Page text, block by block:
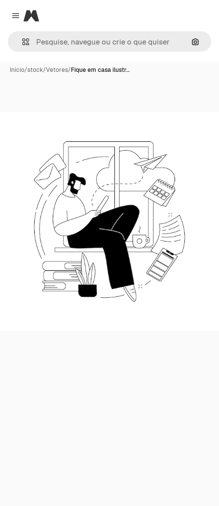
Close menu
Magnific
Início/stock/Vetores/Fique em casa ilustr…